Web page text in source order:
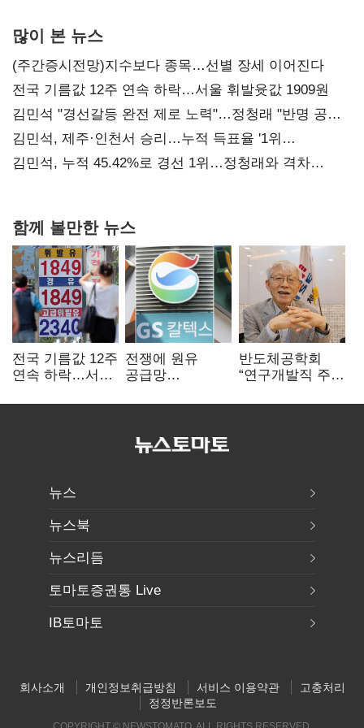
많이 본 뉴스
(주간증시전망)지수보다 종목…선별 장세 이어진다
전국 기름값 12주 연속 하락…서울 휘발윳값 1909원
김민석 "경선갈등 완전 제로 노력"…정청래 "반명 공세
사과부터"
김민석, 제주·인천서 승리…누적 득표율 '1위
탈환'(종합)
김민석, 누적 45.42%로 경선 1위…정청래와 격차
함께 볼만한 뉴스
전국 기름값 12주
연속 하락…서울
전쟁에 원유
공급망
정유, 에너지안보
반도체공학회
“연구개발직 주
개선해야”
뉴스
뉴스북
뉴스리듬
토마토증권통 Live
IB토마토
회사소개 개인정보취급방침 서비스 이용약관
고충처리
정정반론보도